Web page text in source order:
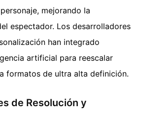
mejorando la
espectador. Los desarrolladores
han integrado
artificial para reescalar
formatos de ultra alta definición.
de Resolución y